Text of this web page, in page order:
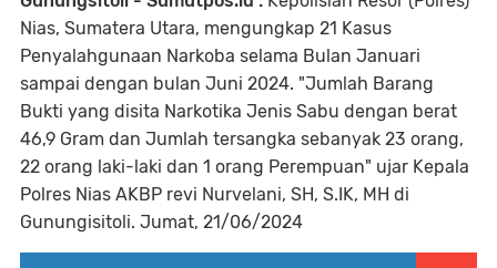
Nias, Sumatera Utara, mengungkap 21 Kasus
Penyalahgunaan Narkoba selama Bulan Januari
sampai dengan bulan Juni 2024. "Jumlah Barang
Bukti yang disita Narkotika Jenis Sabu dengan berat
46,9 Gram dan Jumlah tersangka sebanyak 23 orang,
22 orang laki-laki dan 1 orang Perempuan" ujar Kepala
Polres Nias AKBP revi Nurvelani, SH, S.IK, MH di
Gunungisitoli. Jumat, 21/06/2024